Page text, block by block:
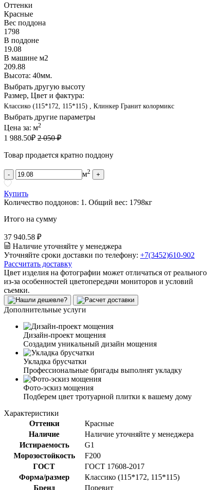
Оттенки
Красные
Вес поддона
1798
В поддоне
19.08
В машине м2
209.88
Высота: 40мм.
Выбрать другую высоту
Размер, Цвет и фактура:
Классико (115*172, 115*115) , Клинкер Гранит колормикс
Выбрать другие параметры
Цена за: м2
1 988.50₽ 2 050 ₽
Товар продается кратно поддону
- м2 +
Купить
Количество поддонов: 1 . Общий вес: 1798кг
Итого на сумму
37 940.58 ₽
Наличие уточняйте у менеджера
Уточняйте сроки доставки по телефону: +7(3452)610-902
Рассчитать доставку
Цвет изделия на фотографии может отличаться от реального
из-за особенностей цветопередачи мониторов и условий
съемки.
Дополнительные услуги
Дизайн-проект мощения
Создадим уникальный дизайн мощения
Укладка брусчатки
Профессиональные бригады выполнят укладку
Фото-эскиз мощения
Подберем цвет тротуарной плитки к вашему дому
Характеристики
Оттенки
Красные
Наличие
Наличие уточняйте у менеджера
Истираемость
G1
Морозостойкость
F200
ГОСТ
ГОСТ 17608-2017
Форма/размер
Классико (115*172, 115*115)
Бренд
Поревит